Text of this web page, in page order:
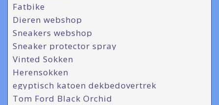
Fatbike
Dieren webshop
Sneakers webshop
Sneaker protector spray
Vinted Sokken
Herensokken
egyptisch katoen dekbedovertrek
Tom Ford Black Orchid